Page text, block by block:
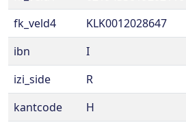
fk_veld4
KLK0012028647
ibn
I
izi_side
R
kantcode
H